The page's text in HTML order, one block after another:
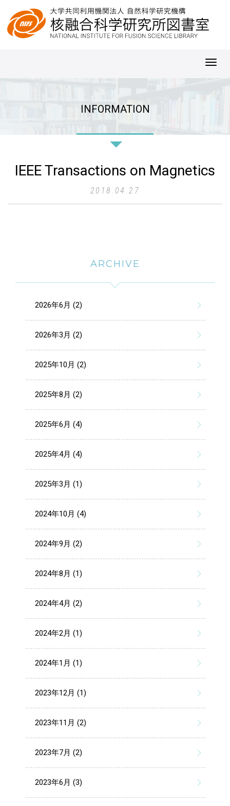
INFORMATION
IEEE Transactions on Magnetics
2018.04.27
ARCHIVE
2026年6月 (2)
2026年3月 (2)
2025年10月 (2)
2025年8月 (2)
2025年6月 (4)
2025年4月 (4)
2025年3月 (1)
2024年10月 (4)
2024年9月 (2)
2024年8月 (1)
2024年4月 (2)
2024年2月 (1)
2024年1月 (1)
2023年12月 (1)
2023年11月 (2)
2023年7月 (2)
2023年6月 (3)